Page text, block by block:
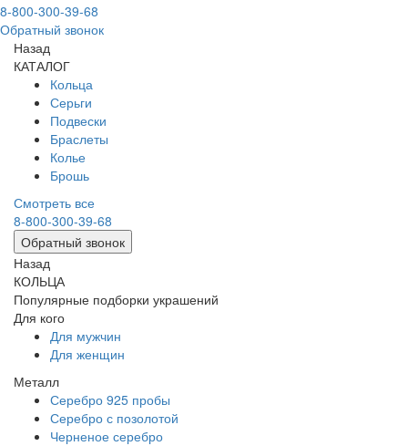
8-800-300-39-68
Обратный звонок
Назад
КАТАЛОГ
Кольца
Серьги
Подвески
Браслеты
Колье
Брошь
Смотреть все
8-800-300-39-68
Обратный звонок
Назад
КОЛЬЦА
Популярные подборки украшений
Для кого
Для мужчин
Для женщин
Металл
Серебро 925 пробы
Серебро с позолотой
Черненое серебро